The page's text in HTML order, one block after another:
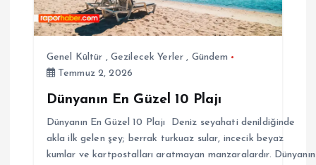
Genel Kültür , Gezilecek Yerler , Gündem
Temmuz 2, 2026
Dünyanın En Güzel 10 Plajı
Dünyanın En Güzel 10 Plajı Deniz seyahati denildiğinde
akla ilk gelen şey; berrak turkuaz sular, incecik beyaz
kumlar ve kartpostalları aratmayan manzaralardır. Dünyanın